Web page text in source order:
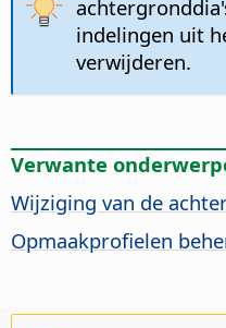
indelingen uit
verwijderen.
Verwante
Wijziging van de
Opmaakprofielen